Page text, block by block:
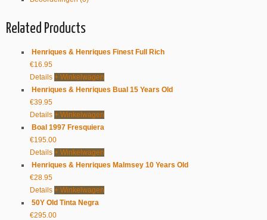
Related Products
Henriques & Henriques Finest Full Rich
€16.95
Details + Winkelwagen
Henriques & Henriques Bual 15 Years Old
€39.95
Details + Winkelwagen
Boal 1997 Fresquiera
€195.00
Details + Winkelwagen
Henriques & Henriques Malmsey 10 Years Old
€28.95
Details + Winkelwagen
50Y Old Tinta Negra
€295.00